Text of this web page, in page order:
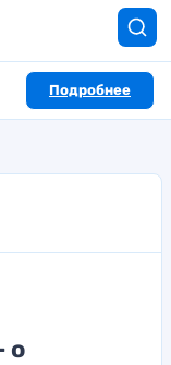
Подробнее
о